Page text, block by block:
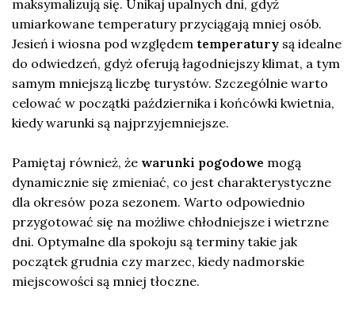
maksymalizują się. Unikaj upalnych dni, gdyż
umiarkowane temperatury przyciągają mniej osób.
Jesień i wiosna pod względem temperatury są idealne
do odwiedzeń, gdyż oferują łagodniejszy klimat, a tym
samym mniejszą liczbę turystów. Szczególnie warto
celować w początki października i końcówki kwietnia,
kiedy warunki są najprzyjemniejsze.
Pamiętaj również, że warunki pogodowe mogą
dynamicznie się zmieniać, co jest charakterystyczne
dla okresów poza sezonem. Warto odpowiednio
przygotować się na możliwe chłodniejsze i wietrzne
dni. Optymalne dla spokoju są terminy takie jak
początek grudnia czy marzec, kiedy nadmorskie
miejscowości są mniej tłoczne.